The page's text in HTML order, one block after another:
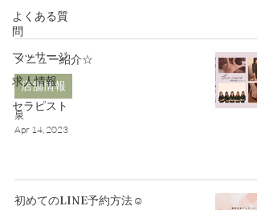
よくある質
問
マッサージ
求人情報
セラピスト
メニュー紹介☆
店舗情報
泉
Apr 14, 2023
初めてのLINE予約方法☺